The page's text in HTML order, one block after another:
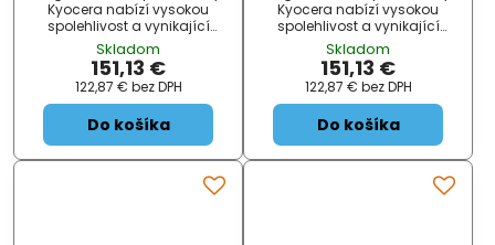
Kyocera nabízí vysokou
spolehlivost a vynikající
kvalitu tisku.
Skladom
151,13 €
122,87 € bez DPH
Do košíka
Kyocera nabízí vysokou
spolehlivost a vynikající
kvalitu tisku.
Skladom
151,13 €
122,87 € bez DPH
Do košíka